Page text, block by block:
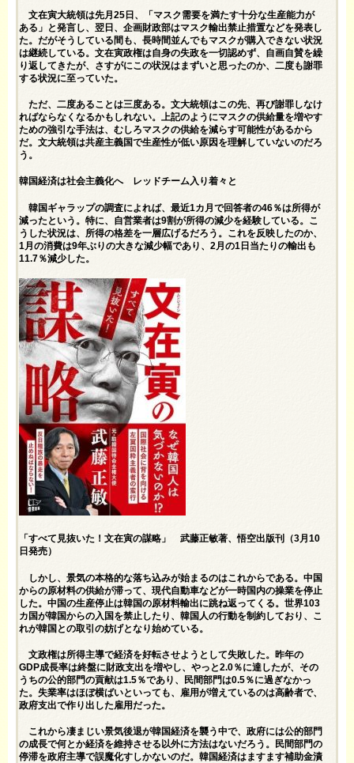
文在寅大統領は先月25日、「マスク需要を満たす十分な生産能力が
ある」と発言し、翌日、企画財政部はマスク輸出禁止措置などを発表し
た。だがそうしている間も、長時間並んでもマスクが購入できない状況
は継続している。文在寅政権は自身の失政を一切認めず、自画自賛を繰
り返してきたが、さすがにこの状況はまずいと思ったのか、二度も謝罪
する状況に至っていた。
ただ、二度あることは三度ある。文大統領はこの先、再び謝罪しなけ
ればならなくなるかもしれない。上記のようにマスクの供給量を増やす
ための強引な手法は、むしろマスクの供給を減らす可能性があるから
だ。文大統領は共産主義国で生産性が低い原因を理解していないのだろ
う。
韓国経済は社会主義化へ レッドチーム入り着々と
韓国ギャラップの調査によれば、最近1カ月で回答者の46％は所得が
減ったという。特に、自営業者は9割が所得の減少を経験している。こ
うした状況は、所得の格差を一層広げるだろう。これを反映したのか、
1月の消費は9年ぶりの大きな減少幅であり、2月の1日当たりの輸出も
11.7％減少した。
「すべて見抜いた！文在寅の謀略 」 武藤正敏著、悟空出版刊（3月10
日発売）
しかし、景気の本格的な落ち込みが始まるのはこれからである。中国
からの原材料の供給が滞って、現代自動車などが一時国内の操業を停止
した。中国の生産停止は韓国の原材料輸出に跳ね返ってくる。世界103
カ国が韓国からの入国を禁止したり、韓国人の行動を制約しており、こ
れが韓国との取引の妨げとなり始めている。
文政権は所得主導で経済を好転させようとして失敗した。昨年の
GDP成長率は終盤に財政支出を増やし、やっと2.0％に達したが、その
うちの公的部門の貢献は1.5％であり、民間部門は0.5％に過ぎなかっ
た。失業率はほぼ横ばいといっても、雇用が増えているのは高齢者で、
政府支出で作り出した雇用だった。
これから凄まじい景気後退が韓国経済を襲う中で、政府には公的部門
の成長で何とか経済を維持させる以外に方法はないだろう。民間部門の
停滞を政府主導で誤魔化すしかないのだ。韓国経済はますます補助金漬